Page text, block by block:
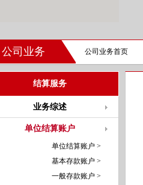
公司业务 公司业务首页
结算服务
业务综述
单位结算账户
单位结算账户 >
基本存款账户 >
一般存款账户 >